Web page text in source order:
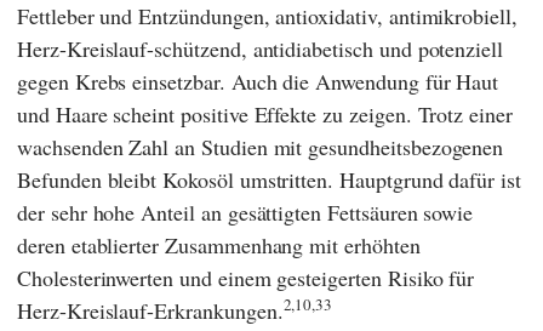
Fettleber und Entzündungen, antioxidativ, antimikrobiell,
Herz-Kreislauf-schützend, antidiabetisch und potenziell
gegen Krebs einsetzbar. Auch die Anwendung für Haut
und Haare scheint positive Effekte zu zeigen. Trotz einer
wachsenden Zahl an Studien mit gesundheitsbezogenen
Befunden bleibt Kokosöl umstritten. Hauptgrund dafür ist
der sehr hohe Anteil an gesättigten Fettsäuren sowie
deren etablierter Zusammenhang mit erhöhten
Cholesterinwerten und einem gesteigerten Risiko für
Herz-Kreislauf-Erkrankungen.2,10,33